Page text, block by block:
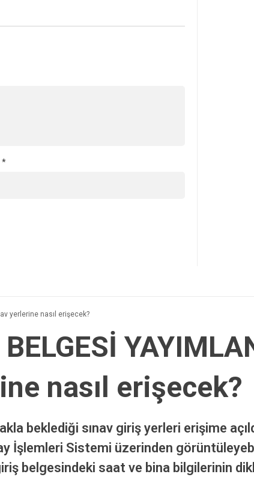
*
yerlerine nasıl erişecek?
nasıl erişecek?
beklediği sınav giriş yerleri erişime
İşlemleri Sistemi üzerinden
belgesindeki saat ve bina bilgilerinin